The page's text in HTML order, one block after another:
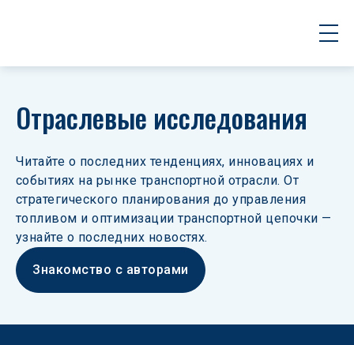
Отраслевые исследования
Читайте о последних тенденциях, инновациях и
событиях на рынке транспортной отрасли. От
стратегического планирования до управления
топливом и оптимизации транспортной цепочки —
узнайте о последних новостях.
Знакомство с авторами